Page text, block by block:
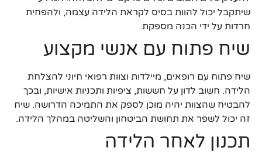
שיתקבל יכול להוות בסיס לקראת הלידה עצמה, ולהפחית
חרדות על ידי הכנה מספקת.
שיח פתוח עם אנשי מקצוע
שיח פתוח עם רופאים, מיילדות וצוות רפואי חיוני להצלחת
הלידה. חשוב לדון על חששות, ציפיות ותכניות אישיות, ובכך
להבטיח שהצוות יהיה מוכן לספק את התמיכה הדרושה. שיח
זה יכול לשפר את תחושת הביטחון והשליטה במהלך הלידה.
תכנון לאחר הלידה